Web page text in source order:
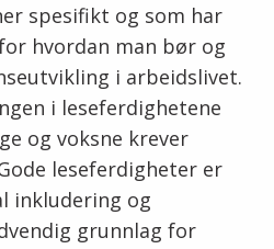
spesifikt og som har
hvordan man bør og
i arbeidslivet.
i leseferdighetene
og voksne krever
leseferdigheter er
inkludering og
grunnlag for